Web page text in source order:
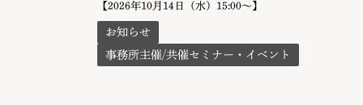
【2026年10月14日（水）15:00～】
お知らせ
事務所主催/共催セミナー・イベント